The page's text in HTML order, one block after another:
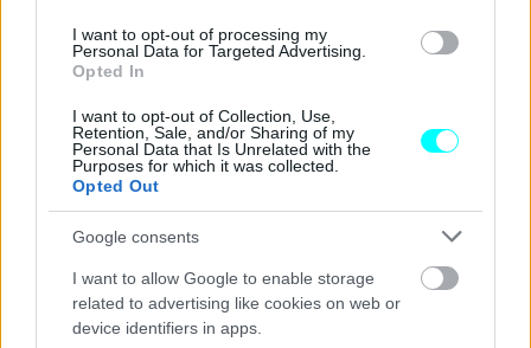
I want to opt-out of processing my
Personal Data for Targeted Advertising.
Opted In
I want to opt-out of Collection, Use,
Retention, Sale, and/or Sharing of my
Personal Data that Is Unrelated with the
Purposes for which it was collected.
Opted Out
Google consents
I want to allow Google to enable storage
related to advertising like cookies on web or
device identifiers in apps.
«Είμαι χαρούμενος που έρχομαι στη Volvo σε μια
συναρπαστική στιγμή για την εταιρεία,